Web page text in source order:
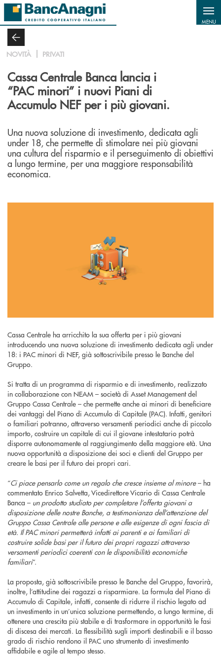
Salta al contenuto principale
MENU
NOVITÀ PRIVATI
Cassa Centrale Banca lancia i
“PAC minori” i nuovi Piani di
Accumulo NEF per i più giovani.
Una nuova soluzione di investimento, dedicata agli
under 18, che permette di stimolare nei più giovani
una cultura del risparmio e il perseguimento di obiettivi
a lungo termine, per una maggiore responsabilità
economica.
Cassa Centrale ha arricchito la sua offerta per i più giovani
introducendo una nuova soluzione di investimento dedicata agli under
18: i PAC minori di NEF, già sottoscrivibile presso le Banche del
Gruppo.
Si tratta di un programma di risparmio e di investimento, realizzato
in collaborazione con NEAM – società di Asset Management del
Gruppo Cassa Centrale – che permette anche ai minori di beneficiare
dei vantaggi del Piano di Accumulo di Capitale (PAC). Infatti, genitori
o familiari potranno, attraverso versamenti periodici anche di piccolo
importo, costruire un capitale di cui il giovane intestatario potrà
disporre autonomamente al raggiungimento della maggiore età. Una
nuova opportunità a disposizione dei soci e clienti del Gruppo per
creare le basi per il futuro dei propri cari.
“Ci piace pensarlo come un regalo che cresce insieme al minore– ha
commentato Enrico Salvetta, Vicedirettore Vicario di Cassa Centrale
Banca – un prodotto studiato per completare l’offerta giovani a
disposizione delle nostre Banche, a testimonianza dell’attenzione del
Gruppo Cassa Centrale alle persone e alle esigenze di ogni fascia di
età. Il PAC minori permetterà infatti ai parenti e ai familiari di
costruire solide basi per il futuro dei propri ragazzi attraverso
versamenti periodici coerenti con le disponibilità economiche
familiari”.
La proposta, già sottoscrivibile presso le Banche del Gruppo, favorirà,
inoltre, l’attitudine dei ragazzi a risparmiare. La formula del Piano di
Accumulo di Capitale, infatti, consente di ridurre il rischio legato ad
un investimento in un’unica soluzione permettendo, a lungo termine, di
ottenere una crescita più stabile e di trasformare in opportunità le fasi
di discesa dei mercati. La flessibilità sugli importi destinabili e il basso
grado di rischio rendono il PAC uno strumento di investimento
affidabile e agile al tempo stesso.